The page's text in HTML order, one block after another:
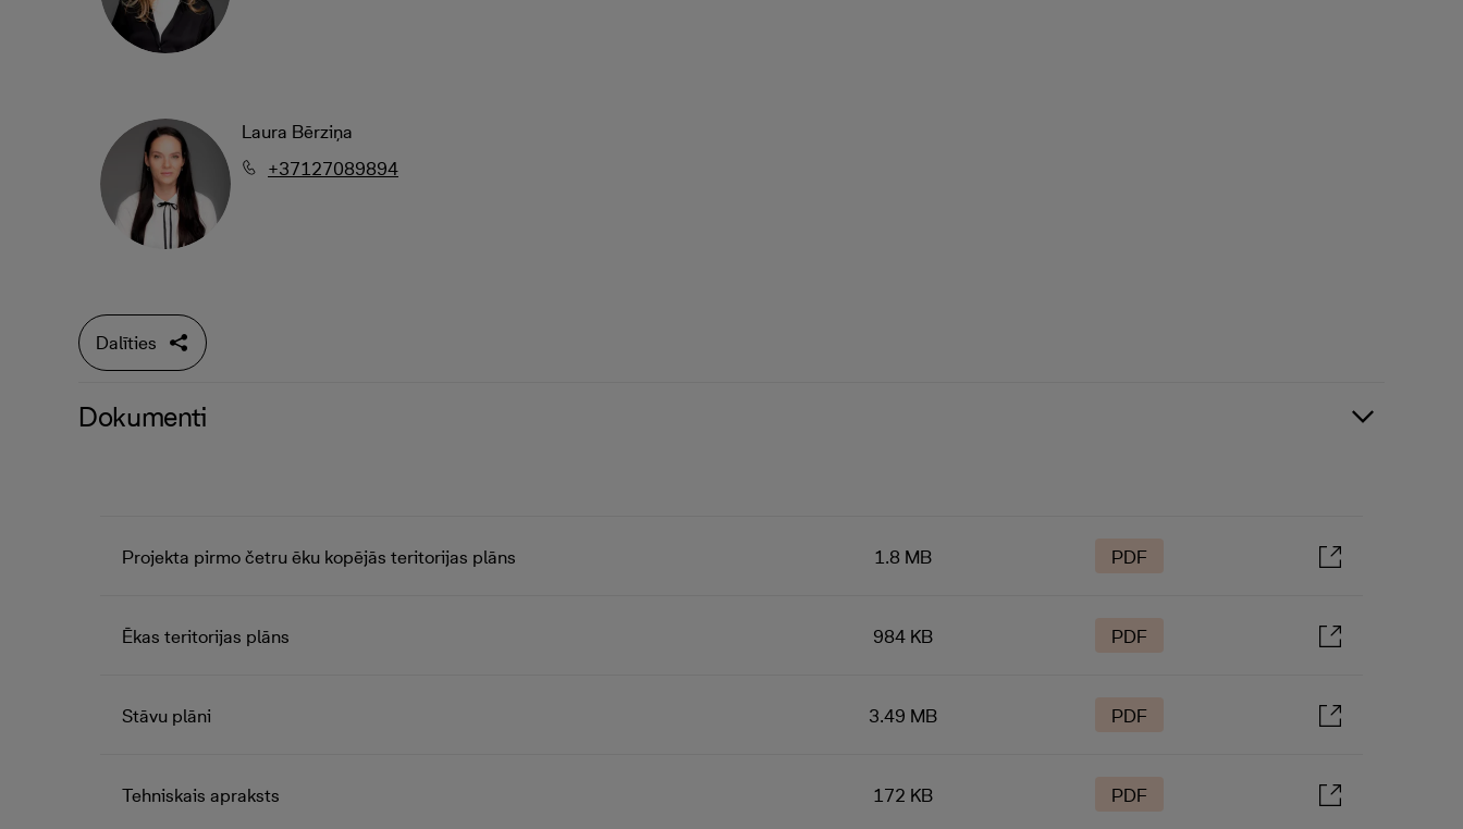
Laura Bērziņa
+37127089894
Dalīties
Dokumenti
Projekta pirmo četru ēku kopējās teritorijas plāns 1.8 MB PDF
Ēkas teritorijas plāns 984 KB PDF
Stāvu plāni 3.49 MB PDF
Tehniskais apraksts 172 KB PDF